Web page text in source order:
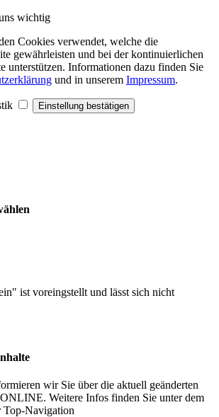
wichtig
Cookies verwendet, welche die
gewährleisten und bei der kontinuierlichen
unterstützen. Informationen dazu finden Sie
und in unserem Impressum.
Einstellung bestätigen
ist voreingstellt und lässt sich nicht
wir Sie über die aktuell geänderten
Weitere Infos finden Sie unter dem
Navigation